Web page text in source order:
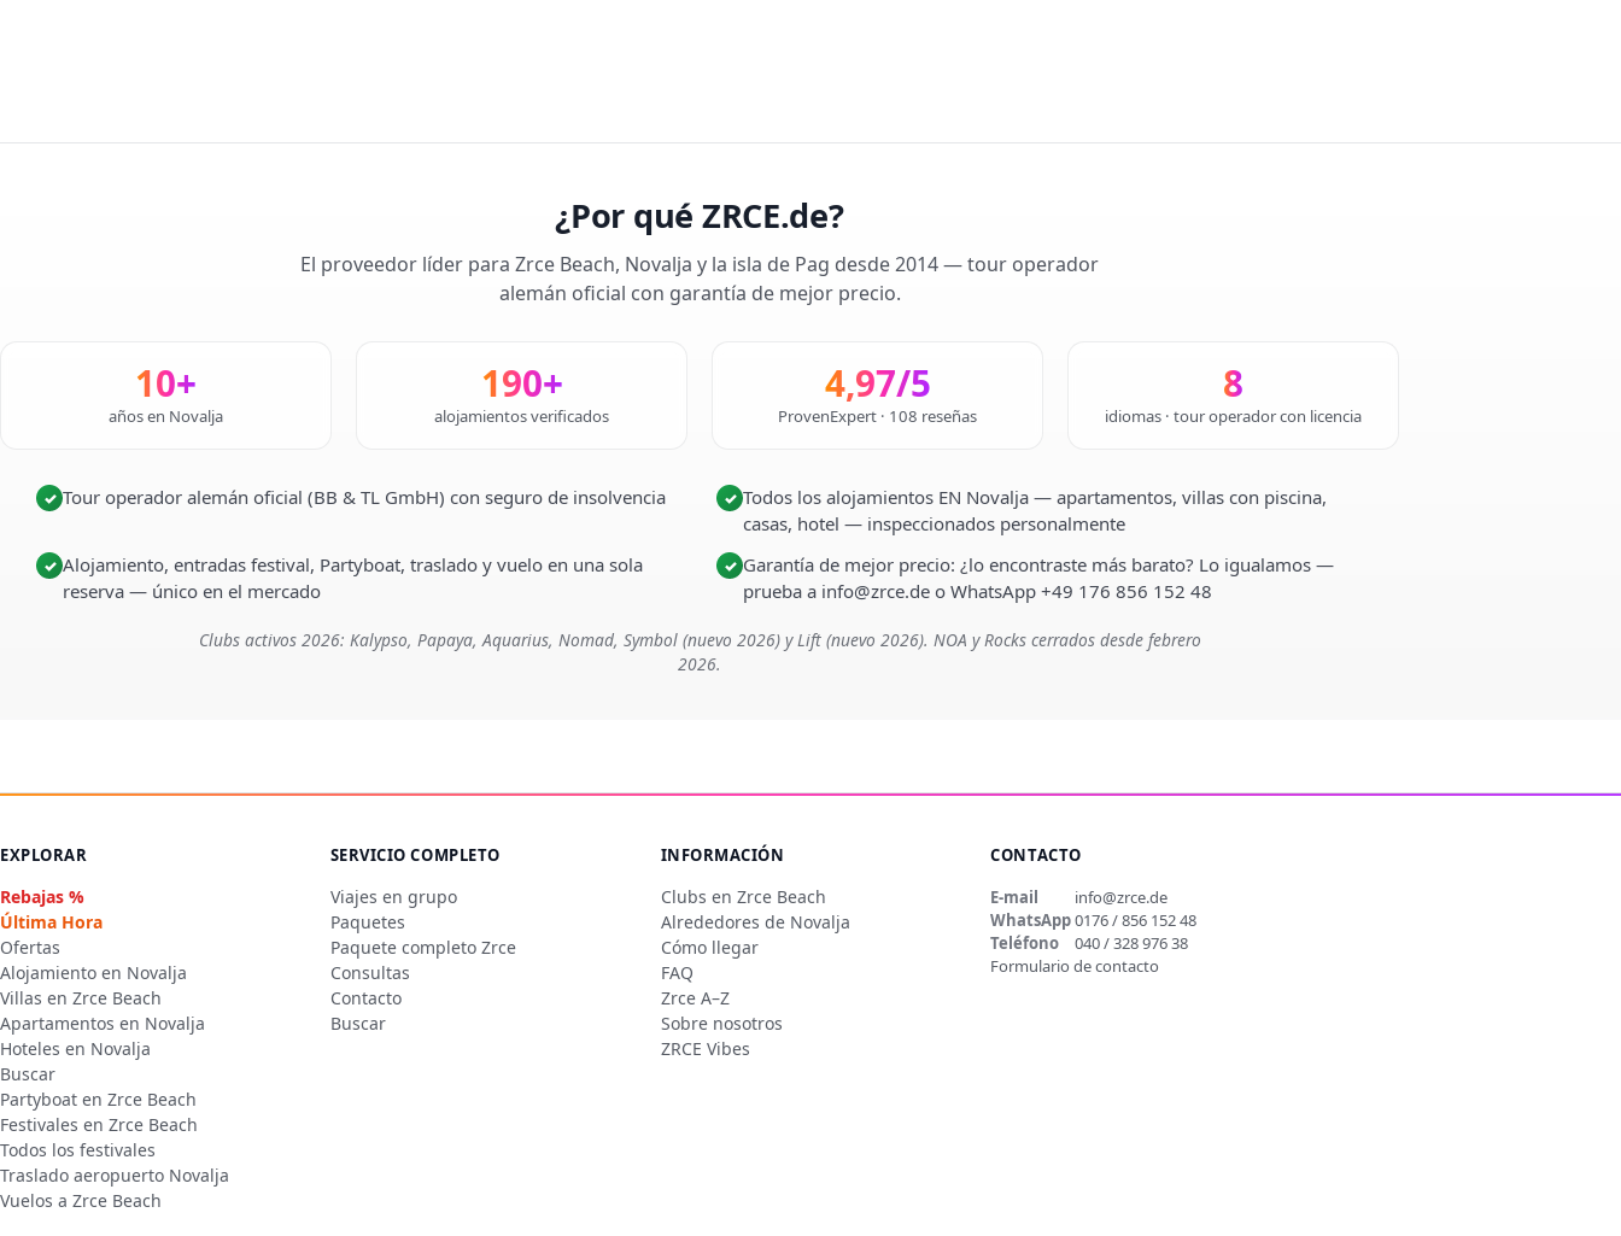
¿Por qué ZRCE.de?
El proveedor líder para Zrce Beach, Novalja y la isla de Pag desde 2014 — tour operador
alemán oficial con garantía de mejor precio.
10+
años en Novalja
190+
alojamientos verificados
4,97/5
ProvenExpert · 108 reseñas
8
idiomas · tour operador con licencia
✓ Tour operador alemán oficial (BB & TL GmbH) con seguro de insolvencia ✓ Todos los alojamientos EN Novalja — apartamentos, villas con piscina,
casas, hotel — inspeccionados personalmente
✓ Alojamiento, entradas festival, Partyboat, traslado y vuelo en una sola
reserva — único en el mercado
✓ Garantía de mejor precio: ¿lo encontraste más barato? Lo igualamos —
prueba a info@zrce.de o WhatsApp +49 176 856 152 48
Clubs activos 2026: Kalypso, Papaya, Aquarius, Nomad, Symbol (nuevo 2026) y Lift (nuevo 2026). NOA y Rocks cerrados desde febrero
2026.
EXPLORAR
Rebajas %
Última Hora
Ofertas
Alojamiento en Novalja
Villas en Zrce Beach
Apartamentos en Novalja
Hoteles en Novalja
Buscar
Partyboat en Zrce Beach
Festivales en Zrce Beach
Todos los festivales
Traslado aeropuerto Novalja
Vuelos a Zrce Beach
SERVICIO COMPLETO
Viajes en grupo
Paquetes
Paquete completo Zrce
Consultas
Contacto
Buscar
INFORMACIÓN
Clubs en Zrce Beach
Alrededores de Novalja
Cómo llegar
FAQ
Zrce A–Z
Sobre nosotros
ZRCE Vibes
CONTACTO
E-mail
info@zrce.de
WhatsApp0176 / 856 152 48
Teléfono
040 / 328 976 38
Formulario de contacto